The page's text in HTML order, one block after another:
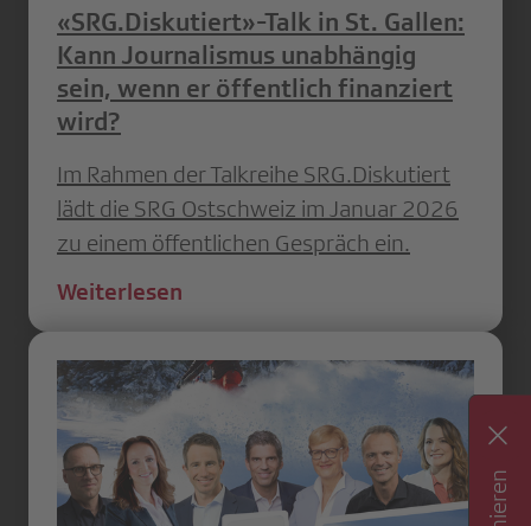
«SRG.Diskutiert»-Talk in St. Gallen:
Kann Journalismus unabhängig
sein, wenn er öffentlich finanziert
wird?
Im Rahmen der Talkreihe SRG.Diskutiert
lädt die SRG Ostschweiz im Januar 2026
zu einem öffentlichen Gespräch ein.
Weiterlesen